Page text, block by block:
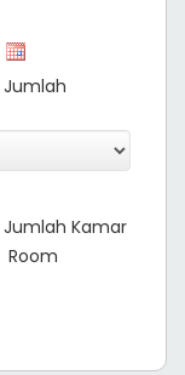
Jumlah
Jumlah Kamar
Room